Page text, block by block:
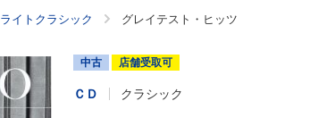
ライトクラシック グレイテスト・ヒッツ
中古 店舗受取可
ＣＤ クラシック